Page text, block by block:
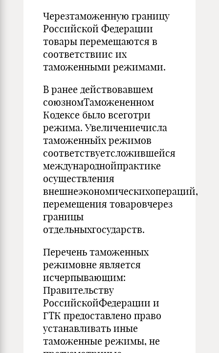
Черезтаможенную границу
Российской Федерации
товары перемещаются в
соответствиис их
таможенными режимами.
В ранее действовавшем
союзномТаможененном
Кодексе было всеготри
режима. Увеличениечисла
таможенньйх режимов
соответствуетсложившейся
международнойпрактике
осуществления
внешнеэкономическихопераций,
перемещения товаровчерез
границы
отдельныхгосударств.
Перечень таможенных
режимовне является
исчерпывающим:
Правительству
РоссийскойФедерации и
ГТК предоставлено право
устанавливать иные
таможенные режимы, не